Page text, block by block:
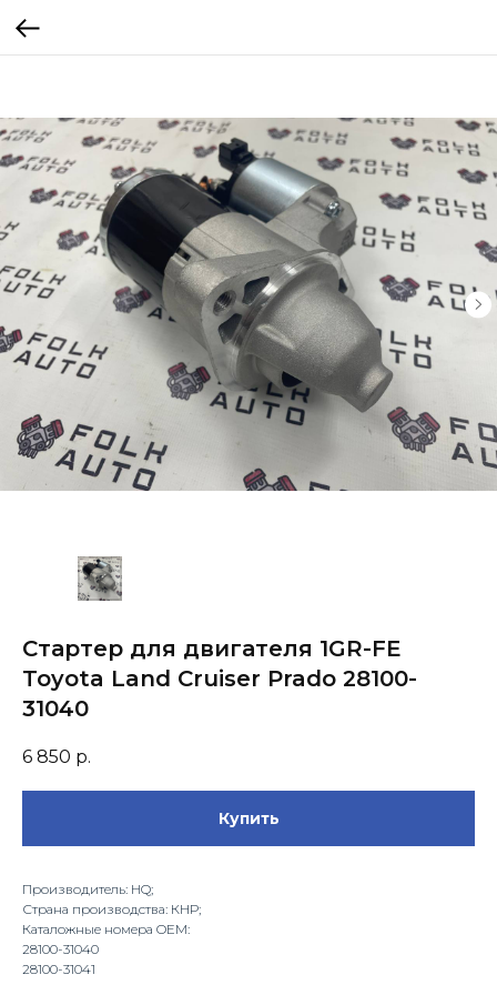
Стартер для двигателя 1GR-FE
Toyota Land Cruiser Prado 28100-
31040
6 850 р.
Купить
Производитель: HQ;
Страна производства: КНР;
Каталожные номера OEM:
28100-31040
28100-31041